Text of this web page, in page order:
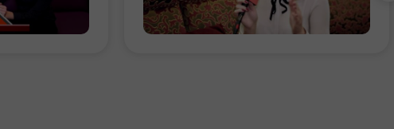
Buka Akaun
Sebenar
Buka Akaun
Demo